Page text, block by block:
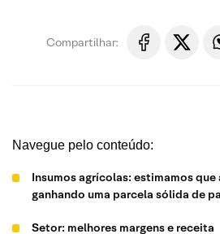
Compartilhar:
Navegue pelo conteúdo:
Insumos agrícolas: estimamos que
ganhando uma parcela sólida de
Setor: melhores margens e receita